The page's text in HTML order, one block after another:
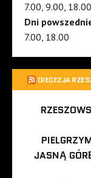
7.00, 9.00, 18.00
Dni
7.00, 18.00
DIECEZJA
JASNĄ